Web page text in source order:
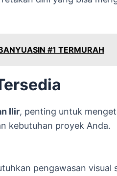
#1 TERMURAH
Ilir, penting untuk
kebutuhan proyek Anda.
pengawasan visual